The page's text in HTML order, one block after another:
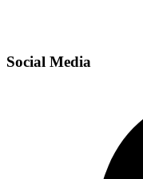
Social Media